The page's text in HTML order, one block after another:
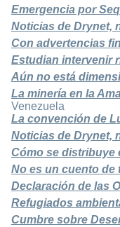
Emergencia por
Noticias de Drynet,
Con advertencias
Estudian intervenir
Aún no está
La minería en la
Venezuela
La convención de
Noticias de Drynet,
Cómo se distribuye
No es un cuento de
Declaración de las
Refugiados
Cumbre sobre